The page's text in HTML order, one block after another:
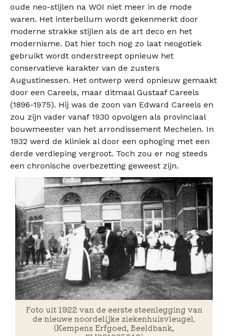
oude neo-stijlen na WOI niet meer in de mode
waren. Het interbellum wordt gekenmerkt door
moderne strakke stijlen als de art deco en het
modernisme. Dat hier toch nog zo laat neogotiek
gebruikt wordt onderstreept opnieuw het
conservatieve karakter van de zusters
Augustinessen. Het ontwerp werd opnieuw gemaakt
door een Careels, maar ditmaal Gustaaf Careels
(1896-1975). Hij was de zoon van Edward Careels en
zou zijn vader vanaf 1930 opvolgen als provinciaal
bouwmeester van het arrondissement Mechelen. In
1932 werd de kliniek al door een ophoging met een
derde verdieping vergroot. Toch zou er nog steeds
een chronische overbezetting geweest zijn.
Foto uit 1922 van de eerste steenlegging van
de nieuwe noordelijke ziekenhuisvleugel.
(Kempens Erfgoed, Beeldbank,